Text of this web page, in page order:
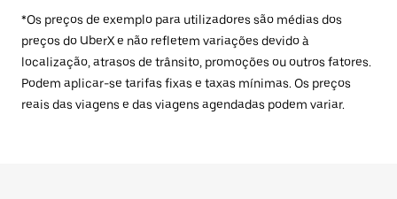
*Os preços de exemplo para utilizadores são médias dos
preços do UberX e não refletem variações devido à
localização, atrasos de trânsito, promoções ou outros fatores.
Podem aplicar-se tarifas fixas e taxas mínimas. Os preços
reais das viagens e das viagens agendadas podem variar.